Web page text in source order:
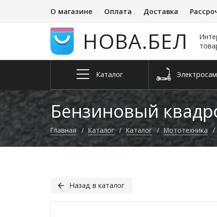
О магазине Оплата Доставка
НОВА.БЕЛ
Каталог
Квадроциклы
аксессуары
Бензиновый
Главная Каталог Каталог Мототехника
Назад в каталог